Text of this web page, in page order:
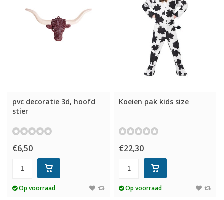
pvc decoratie 3d, hoofd
stier
€6,50
Op voorraad
Koeien pak kids size
€22,30
Op voorraad